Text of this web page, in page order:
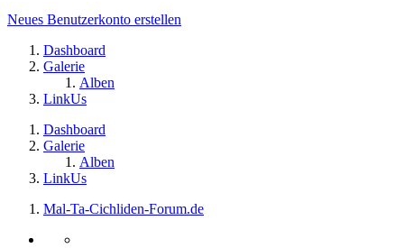
Neues Benutzerkonto erstellen
Dashboard
Galerie
Alben
LinkUs
Dashboard
Galerie
Alben
LinkUs
Mal-Ta-Cichliden-Forum.de